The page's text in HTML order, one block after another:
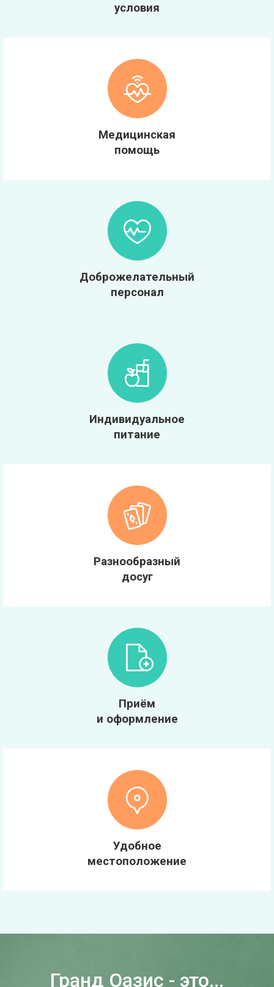
условия
Медицинская
помощь
Доброжелательный
персонал
Индивидуальное
питание
Разнообразный
досуг
Приём
и оформление
Удобное
местоположение
Гранд Оазис - это...